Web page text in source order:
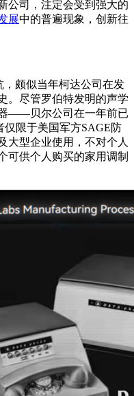
公司，注定会受到强大的
展中的普遍现象，创新往
颇似当年柯达公司在发
。尽管罗伯特发明的声学
——贝尔公司在一年前已
仅限于美国军方SAGE防
大型企业使用，不对个人
可供个人购买的家用调制